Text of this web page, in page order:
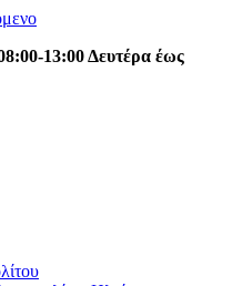
13:00 Δευτέρα έως